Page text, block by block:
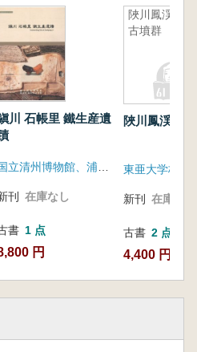
川 石帳里 鐵生産遺
刊 在庫なし
書 1 点
円
陜川鳳渓里
古墳群
陜川鳳渓里
東亜大学校博
新刊 在庫なし
古書 2 点
4,400 円~